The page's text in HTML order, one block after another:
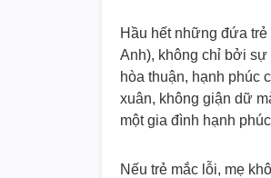
Hầu hết những đứa
Anh), không chỉ bởi
hòa thuận, hạnh phúc
xuân, không giận dữ
một gia đình hạnh
Nếu trẻ mắc lỗi, mẹ